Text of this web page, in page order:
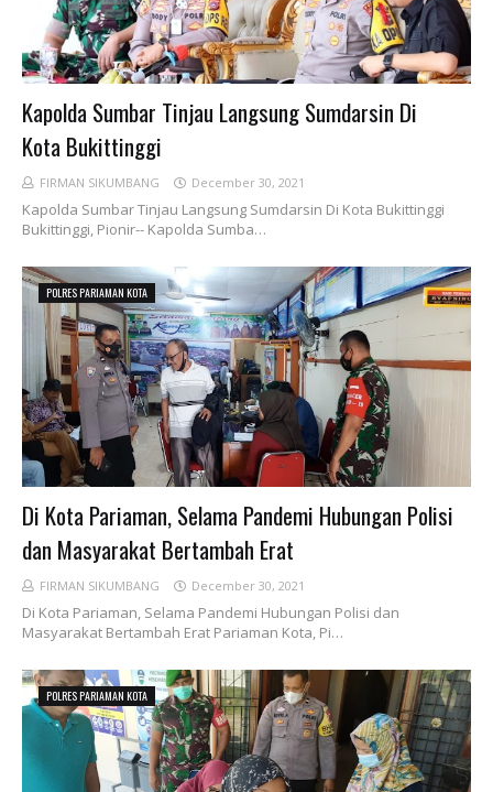
Kapolda Sumbar Tinjau Langsung Sumdarsin Di
Kota Bukittinggi
FIRMAN SIKUMBANG December 30, 2021
Kapolda Sumbar Tinjau Langsung Sumdarsin Di Kota Bukittinggi
Bukittinggi, Pionir-- Kapolda Sumba…
POLRES PARIAMAN KOTA
Di Kota Pariaman, Selama Pandemi Hubungan Polisi
dan Masyarakat Bertambah Erat
FIRMAN SIKUMBANG December 30, 2021
Di Kota Pariaman, Selama Pandemi Hubungan Polisi dan
Masyarakat Bertambah Erat Pariaman Kota, Pi…
POLRES PARIAMAN KOTA